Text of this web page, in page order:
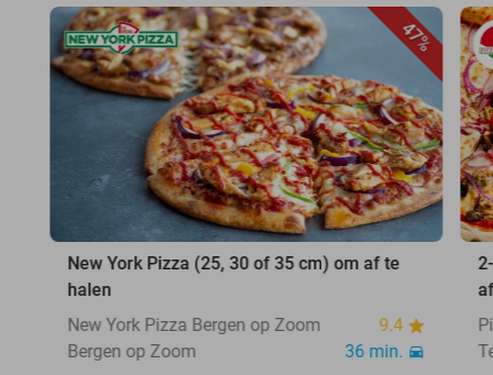
47%
New York Pizza (25, 30 of 35 cm) om af te
halen
New York Pizza Bergen op Zoom
9.4
Bergen op Zoom
36 min.